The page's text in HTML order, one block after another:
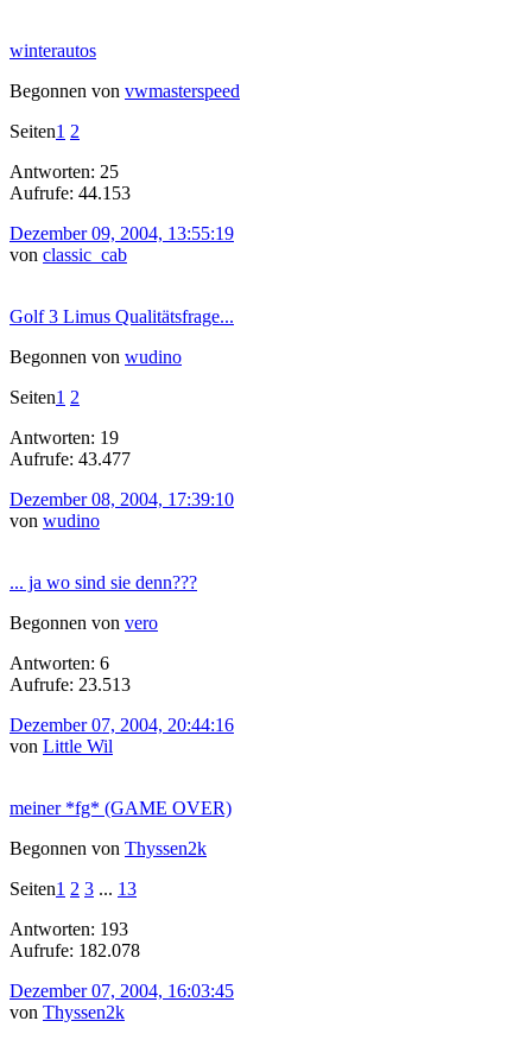
winterautos
Begonnen von vwmasterspeed
Seiten1 2
Antworten: 25
Aufrufe: 44.153
Dezember 09, 2004, 13:55:19
von classic_cab
Golf 3 Limus Qualitätsfrage...
Begonnen von wudino
Seiten1 2
Antworten: 19
Aufrufe: 43.477
Dezember 08, 2004, 17:39:10
von wudino
... ja wo sind sie denn???
Begonnen von vero
Antworten: 6
Aufrufe: 23.513
Dezember 07, 2004, 20:44:16
von Little Wil
meiner *fg* (GAME OVER)
Begonnen von Thyssen2k
Seiten1 2 3 ... 13
Antworten: 193
Aufrufe: 182.078
Dezember 07, 2004, 16:03:45
von Thyssen2k